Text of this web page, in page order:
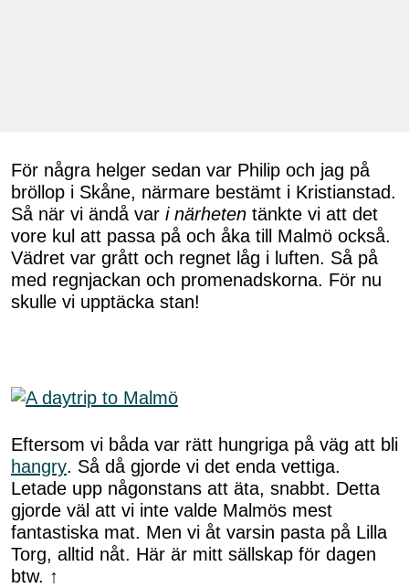
För några helger sedan var Philip och jag på
bröllop i Skåne, närmare bestämt i Kristianstad.
Så när vi ändå var i närheten tänkte vi att det
vore kul att passa på och åka till Malmö också.
Vädret var grått och regnet låg i luften. Så på
med regnjackan och promenadskorna. För nu
skulle vi upptäcka stan!
Eftersom vi båda var rätt hungriga på väg att bli
hangry. Så då gjorde vi det enda vettiga.
Letade upp någonstans att äta, snabbt. Detta
gjorde väl att vi inte valde Malmös mest
fantastiska mat. Men vi åt varsin pasta på Lilla
Torg, alltid nåt. Här är mitt sällskap för dagen
btw. ↑